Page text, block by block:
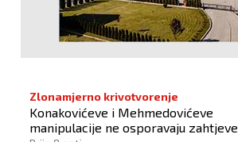
Zlonamjerno krivotvorenje
Konakovićeve i Mehmedovićeve
manipulacije ne osporavaju zahtjeve